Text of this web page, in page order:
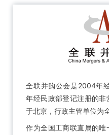
全联并购公会是2004年
年经民政部登记注册的
于北京，行政主管单位为
作为全国工商联直属的